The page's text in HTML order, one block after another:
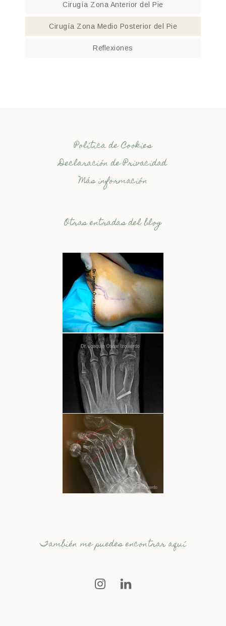
Cirugía Zona Anterior del Pie
Cirugía Zona Medio Posterior del Pie
Reflexiones
Política de Cookies
Declaración de Privacidad
Más información
Otras entradas del blog
También me puedes encontrar aquí